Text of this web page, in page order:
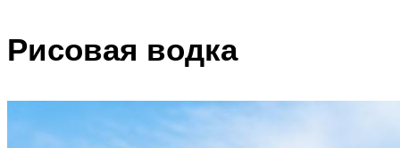
Рисовая водка